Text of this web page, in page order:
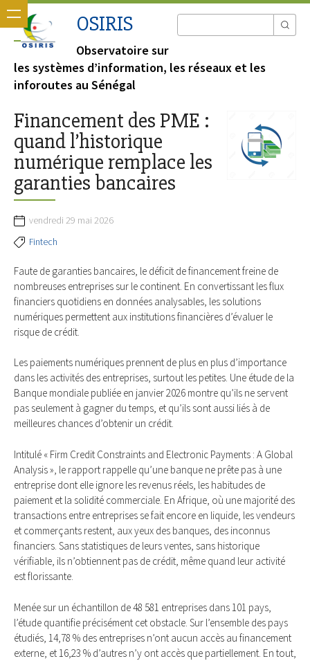
OSIRIS
Observatoire sur
les systèmes d’information, les réseaux et les
inforoutes au Sénégal
Financement des PME :
quand l’historique
numérique remplace les
garanties bancaires
vendredi 29 mai 2026
Fintech
Faute de garanties bancaires, le déficit de financement freine de
nombreuses entreprises sur le continent. En convertissant les flux
financiers quotidiens en données analysables, les solutions
numériques permettent aux institutions financières d’évaluer le
risque de crédit.
Les paiements numériques prennent de plus en plus d’importance
dans les activités des entreprises, surtout les petites. Une étude de la
Banque mondiale publiée en janvier 2026 montre qu’ils ne servent
pas seulement à gagner du temps, et qu’ils sont aussi liés à de
meilleures chances d’obtenir un crédit.
Intitulé « Firm Credit Constraints and Electronic Payments : A Global
Analysis », le rapport rappelle qu’une banque ne prête pas à une
entreprise dont elle ignore les revenus réels, les habitudes de
paiement et la solidité commerciale. En Afrique, où une majorité des
transactions entre entreprises se fait encore en liquide, les vendeurs
et commerçants restent, aux yeux des banques, des inconnus
financiers. Sans statistiques de leurs ventes, sans historique
vérifiable, ils n’obtiennent pas de crédit, même quand leur activité
est florissante.
Menée sur un échantillon de 48 581 entreprises dans 101 pays,
l’étude quantifie précisément cet obstacle. Sur l’ensemble des pays
étudiés, 14,78 % des entreprises n’ont aucun accès au financement
externe, et 16,23 % d’autres n’y ont accès que partiellement. En tout,